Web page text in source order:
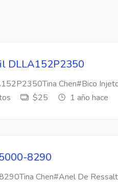
DLLA152P2350
Chen#Bico
$25 1 año hace
8290
Chen#Anel De